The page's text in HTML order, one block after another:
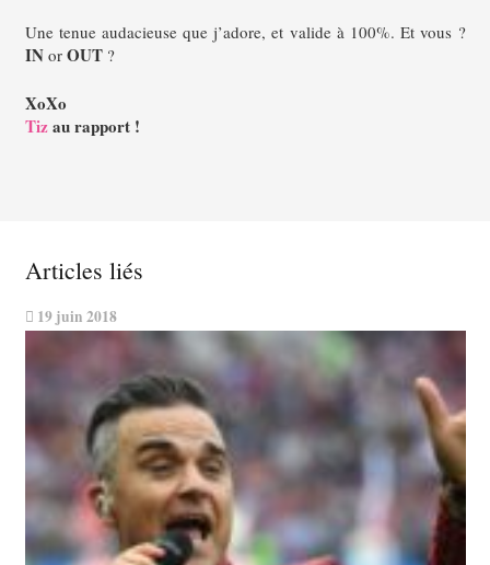
Une tenue audacieuse que j’adore, et valide à 100%. Et vous ?
INor OUT?
XoXo
Tizau rapport !
Articles liés
19 juin 2018